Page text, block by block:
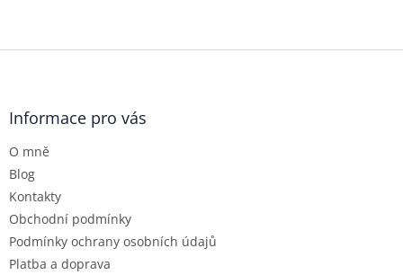
Z
Informace pro vás
O mně
Blog
Kontakty
Obchodní podmínky
Podmínky ochrany osobních údajů
Platba a doprava